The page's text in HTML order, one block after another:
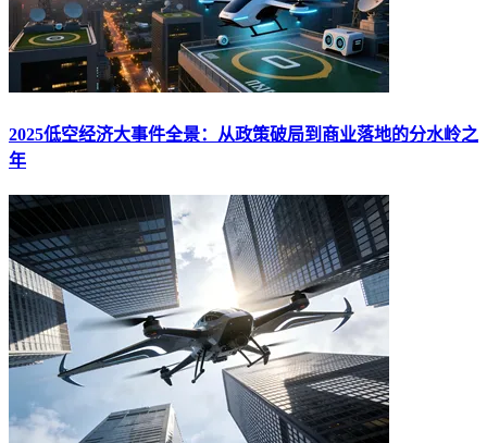
2025低空经济大事件全景：从政策破局到商业落地的分水岭之
年